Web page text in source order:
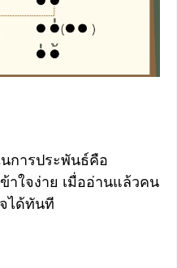
การประพันธ์คือ
าใจง่าย เมื่ออ่านแล้วคน
ได้ทันที